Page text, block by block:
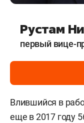
находится по
представителя
Равиля
лоббирование
федеральном
полпред, чем
Рустам
первый вице-
Влившийся в
еще в 2017 году